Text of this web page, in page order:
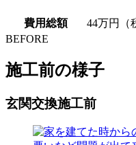
費用総額
44万円（
BEFORE
施工前の様子
玄関交換施工前